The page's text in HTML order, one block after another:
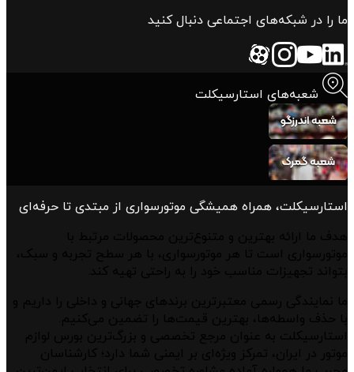
ما را در شبکه‌های اجتماعی دنبال کنید
شعبه‌های استارسیکلت
استارسیکلت، همراه همیشگی موتورسواری از مبتدی تا حرفه‌ای